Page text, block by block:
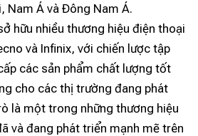
Nam Á và Đông Nam Á.
hữu nhiều thương hiệu điện thoại
và Infinix, với chiến lược tập
các sản phẩm chất lượng tốt
cho các thị trường đang phát
là một trong những thương hiệu
và đang phát triển mạnh mẽ trên